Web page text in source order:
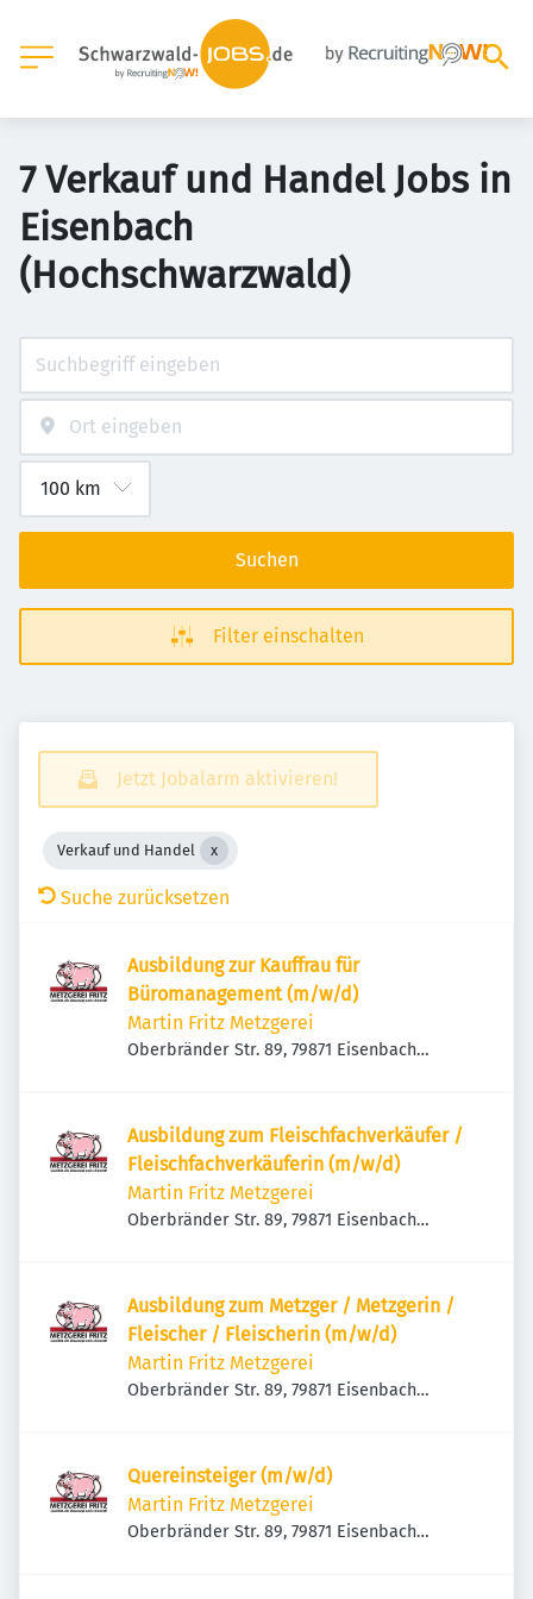
7 Verkauf und Handel Jobs in
Eisenbach
(Hochschwarzwald)
Suchen
Filter einschalten
Jetzt Jobalarm aktivieren!
Verkauf und Handel
Suche zurücksetzen
Ausbildung zur Kauffrau für
Büromanagement (m/w/d)
Martin Fritz Metzgerei
Oberbränder Str. 89, 79871 Eisenbach
Ausbildung zum Fleischfachverkäufer /
Fleischfachverkäuferin (m/w/d)
Martin Fritz Metzgerei
Oberbränder Str. 89, 79871 Eisenbach
Ausbildung zum Metzger / Metzgerin /
Fleischer / Fleischerin (m/w/d)
Martin Fritz Metzgerei
Oberbränder Str. 89, 79871 Eisenbach
Quereinsteiger (m/w/d)
Martin Fritz Metzgerei
Oberbränder Str. 89, 79871 Eisenbach